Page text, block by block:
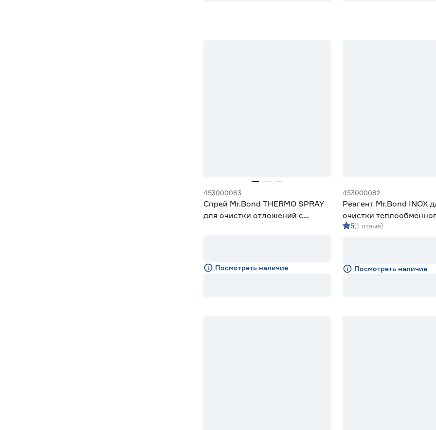
453000083
Спрей Mr.Bond THERMO SPRAY
для очистки отложений с
Посмотреть наличие
453000082
Реагент Mr.Bond INOX
очистки
оборудования 12 кг
5(1 отзыв)
Посмотреть наличие